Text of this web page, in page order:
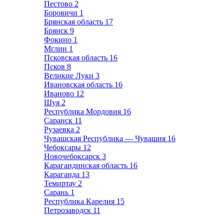
Пестово 2
Боровичи 1
Брянская область 17
Брянск 9
Фокино 1
Мглин 1
Псковская область 16
Псков 8
Великие Луки 3
Ивановская область 16
Иваново 12
Шуя 2
Республика Мордовия 16
Саранск 11
Рузаевка 2
Чувашская Республика — Чувашия 16
Чебоксары 12
Новочебоксарск 3
Карагандинская область 16
Караганда 13
Темиртау 2
Сарань 1
Республика Карелия 15
Петрозаводск 11